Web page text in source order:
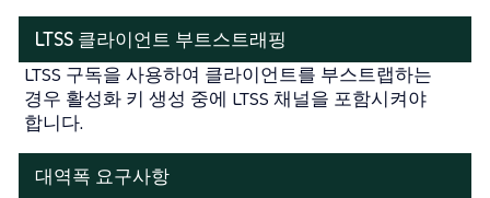
LTSS 클라이언트 부트스트래핑
LTSS 구독을 사용하여 클라이언트를 부스트랩하는
경우 활성화 키 생성 중에 LTSS 채널을 포함시켜야
합니다.
대역폭 요구사항